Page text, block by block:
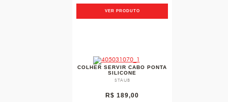
VER PRODUTO
COLHER SERVIR CABO PONTA
SILICONE
STAUB
R$ 189,00